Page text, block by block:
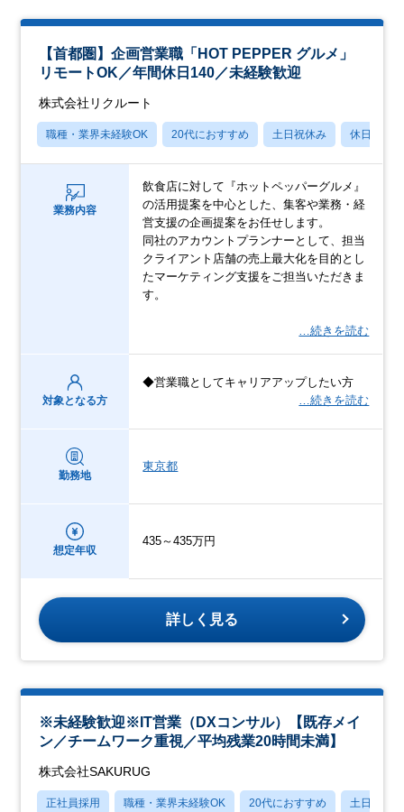
【首都圏】企画営業職「HOT PEPPER グルメ」
リモートOK／年間休日140／未経験歓迎
株式会社リクルート
職種・業界未経験OK 20代におすすめ 土日祝休み 休日120日
業務内容
飲食店に対して『ホットペッパーグルメ』
の活用提案を中心とした、集客や業務・経
営支援の企画提案をお任せします。
同社のアカウントプランナーとして、担当
クライアント店舗の売上最大化を目的とし
たマーケティング支援をご担当いただきま
す。
…続きを読む
対象となる方
◆営業職としてキャリアアップしたい方
…続きを読む
勤務地
東京都
想定年収
435～435万円
詳しく見る
※未経験歓迎※IT営業（DXコンサル）【既存メイ
ン／チームワーク重視／平均残業20時間未満】
株式会社SAKURUG
正社員採用 職種・業界未経験OK 20代におすすめ 土日祝休み